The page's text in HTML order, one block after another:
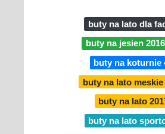
buty na lato dla
buty na jesien
buty na koturnie
buty na lato meskie
buty na lato
buty na lato